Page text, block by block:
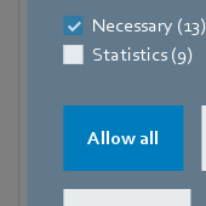
Necessary (13)
Statistics (9)
Allow all
Adresse